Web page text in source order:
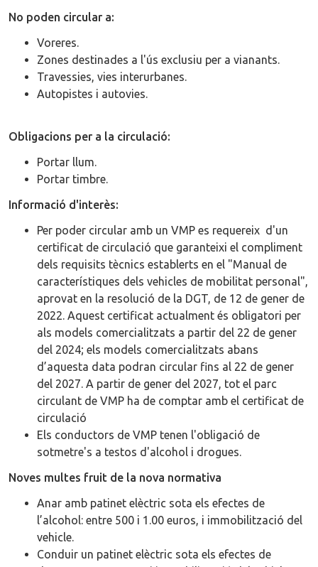
No poden circular a:
Voreres.
Zones destinades a l'ús exclusiu per a vianants.
Travessies, vies interurbanes.
Autopistes i autovies.
Obligacions per a la circulació:
Portar llum.
Portar timbre.
Informació d'interès:
Per poder circular amb un VMP es requereix d'un
certificat de circulació que garanteixi el compliment
dels requisits tècnics establerts en el "Manual de
característiques dels vehicles de mobilitat personal",
aprovat en la resolució de la DGT, de 12 de gener de
2022. Aquest certificat actualment és obligatori per
als models comercialitzats a partir del 22 de gener
del 2024; els models comercialitzats abans
d’aquesta data podran circular fins al 22 de gener
del 2027. A partir de gener del 2027, tot el parc
circulant de VMP ha de comptar amb el certificat de
circulació
Els conductors de VMP tenen l'obligació de
sotmetre's a testos d'alcohol i drogues.
Noves multes fruit de la nova normativa
Anar amb patinet elèctric sota els efectes de
l’alcohol: entre 500 i 1.00 euros, i immobilització del
vehicle.
Conduir un patinet elèctric sota els efectes de